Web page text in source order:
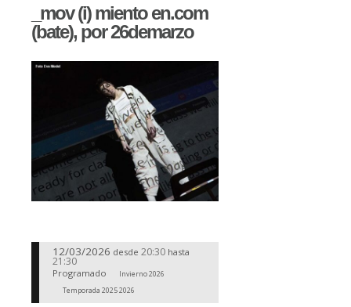
_mov (i) miento en.com
(bate), por 26demarzo
12/03/2026 desde 20:30 hasta
21:30
Programado
Invierno 2026
Temporada 2025 2026